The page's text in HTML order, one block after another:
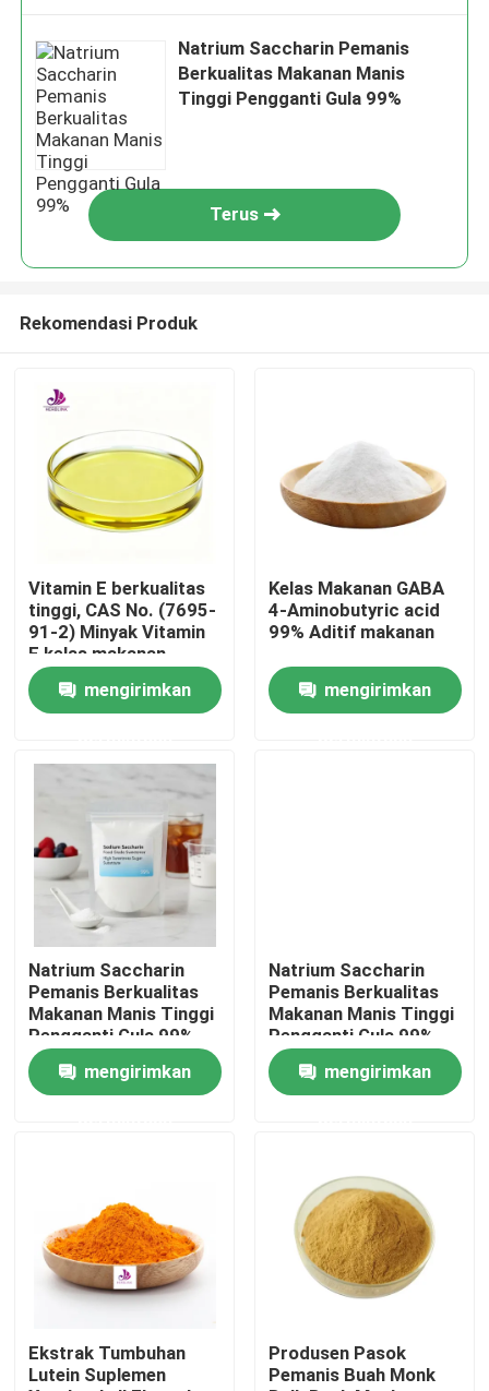
Produk
Video
Tentang kami
Tur Pabrik
Berita
Permintaan Penawaran
Ekstrak tumbuhan alami
Natrium Saccharin Pemanis
Berkualitas Makanan Manis
Tinggi Pengganti Gula 99%
Terus
Rekomendasi Produk
Vitamin E berkualitas
tinggi, CAS No. (7695-
91-2) Minyak Vitamin
E kelas makanan
mengirimkan
Kelas Makanan GABA
4-Aminobutyric acid
99% Aditif makanan
mengirimkan
Natrium Saccharin
Pemanis Berkualitas
Makanan Manis Tinggi
Pengganti Gula 99%
mengirimkan
Natrium Saccharin
Pemanis Berkualitas
Makanan Manis Tinggi
Pengganti Gula 99%
mengirimkan
Ekstrak Tumbuhan
Lutein Suplemen
Produsen Pasok
Pemanis Buah Monk